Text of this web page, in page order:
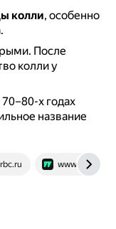
колли, особенно
После
колли у
х годах
название
www.sports.ru